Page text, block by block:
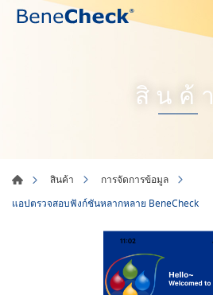
สินค้า
สินค้า
การจัดการข้อมูล
แอปตรวจสอบฟังก์ชันหลากหลาย BeneCheck